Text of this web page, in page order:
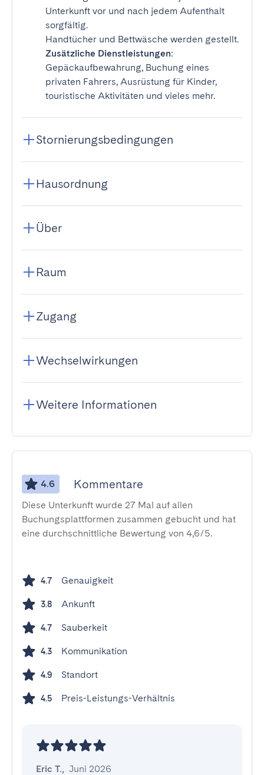
Unterkunft vor und nach jedem Aufenthalt
sorgfältig.
Handtücher und Bettwäsche werden gestellt.
Zusätzliche Dienstleistungen:
Gepäckaufbewahrung, Buchung eines
privaten Fahrers, Ausrüstung für Kinder,
touristische Aktivitäten und vieles mehr.
Stornierungsbedingungen
Hausordnung
Über
Raum
Zugang
Wechselwirkungen
Weitere Informationen
4.6 Kommentare
Diese Unterkunft wurde 27 Mal auf allen
Buchungsplattformen zusammen gebucht und hat
eine durchschnittliche Bewertung von 4,6/5.
4.7 Genauigkeit
3.8 Ankunft
4.7 Sauberkeit
4.3 Kommunikation
4.9 Standort
4.5 Preis-Leistungs-Verhältnis
Eric T., Juni 2026